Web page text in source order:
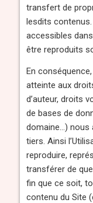
transfert de
lesdits
accessibles
être reproduits
En
atteinte aux
d’auteur, droits
de bases de
domaine…) nous
tiers. Ainsi
reproduire,
transférer de
fin que ce soit,
contenu du Site